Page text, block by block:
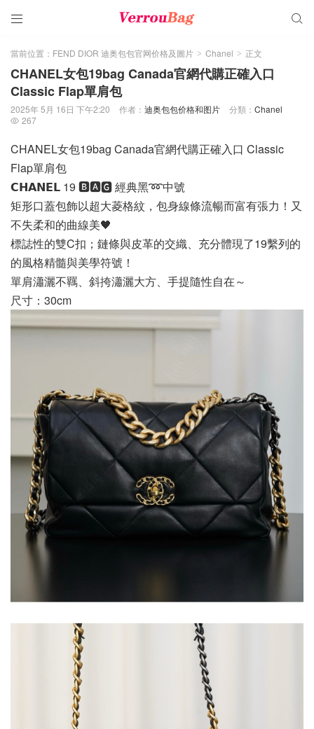
 
當前位置： FEND DIOR 迪奥包包官网价格及圖片 > Chanel > 正文
CHANEL女包19bag Canada官網代購正確入口
Classic Flap單肩包
2025年 5月 16日 下午2:20 作者： 迪奥包包价格和图片 分類： Chanel
 267
CHANEL女包19bag Canada官網代購正確入口 Classic
Flap單肩包
𝗖𝗛𝗔𝗡𝗘𝗟 19 🅱🅰🅶 經典黑➿中號
矩形口蓋包飾以超大菱格紋，包身線條流暢而富有張力！又
不失柔和的曲線美🖤
標誌性的雙C扣；鏈條與皮革的交織、充分體現了19繫列的
的風格精髓與美學符號！
單肩瀟灑不羈、斜挎瀟灑大方、手提隨性自在～
尺寸：30cm